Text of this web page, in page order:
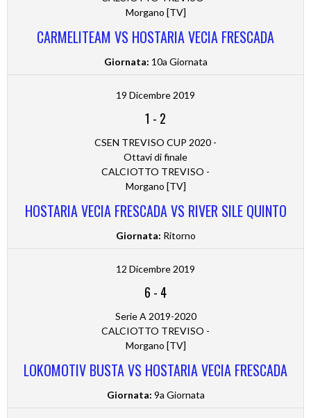
Morgano [TV]
CARMELITEAM VS HOSTARIA VECIA FRESCADA
Giornata: 10a Giornata
19 Dicembre 2019
1 - 2
CSEN TREVISO CUP 2020 -
Ottavi di finale
CALCIOTTO TREVISO -
Morgano [TV]
HOSTARIA VECIA FRESCADA VS RIVER SILE QUINTO
Giornata: Ritorno
12 Dicembre 2019
6 - 4
Serie A 2019-2020
CALCIOTTO TREVISO -
Morgano [TV]
LOKOMOTIV BUSTA VS HOSTARIA VECIA FRESCADA
Giornata: 9a Giornata